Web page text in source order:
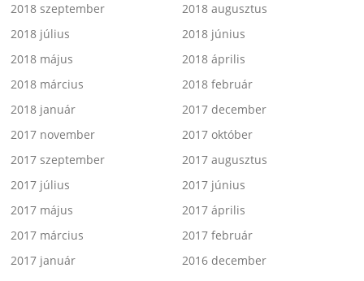
2018 szeptember
2018 augusztus
2018 július
2018 június
2018 május
2018 április
2018 március
2018 február
2018 január
2017 december
2017 november
2017 október
2017 szeptember
2017 augusztus
2017 július
2017 június
2017 május
2017 április
2017 március
2017 február
2017 január
2016 december